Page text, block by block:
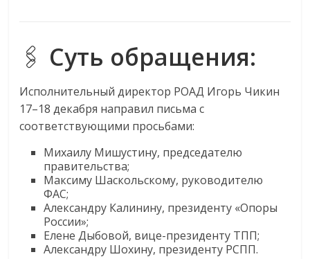
ритейле,
логистике,
технологиях,
соцсетях.
Нам
важно,
меняет
жизнь
людей
🖇️ Суть обращения:
Исполнительный директор РОАД Игорь Чикин
17–18 декабря направил письма с
соответствующими просьбами:
Михаилу Мишустину, председателю
правительства;
Максиму Шаскольскому, руководителю
ФАС;
Александру Калинину, президенту «Опоры
России»;
Елене Дыбовой, вице-президенту ТПП;
Александру Шохину, президенту РСПП.